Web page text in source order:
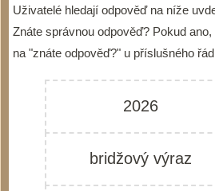
Uživatelé hledají odpověď na níže
Znáte správnou odpověď? Pokud
na "znáte odpověď?" u příslušného
2026
bridžový výraz